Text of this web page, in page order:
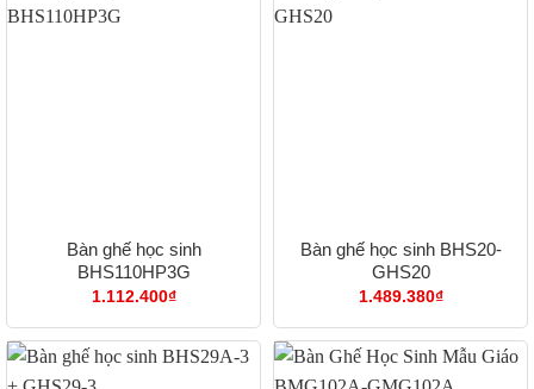
Bàn ghế học sinh
BHS110HP3G
1.112.400₫
Bàn ghế học sinh BHS20-
GHS20
1.489.380₫